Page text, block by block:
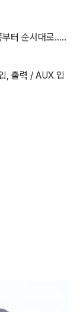
터 순서대로.....
, 출력 / AUX 입